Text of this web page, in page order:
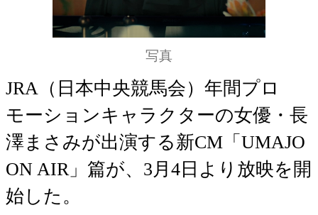
写真
JRA（日本中央競馬会）年間プロ
モーションキャラクターの女優・長
澤まさみが出演する新CM「UMAJO
ON AIR」篇が、3月4日より放映を開
始した。